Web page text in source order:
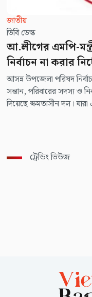
জাতীয়
ভিবি ডেস্ক
আ.লীগের এমপি-
নির্বাচন না করার
আসন্ন উপজেলা পরিষদ
সন্তান, পরিবারের সদস্য ও
দিয়েছে ক্ষমতাসীন দল।
ট্রেন্ডিং ভিউজ